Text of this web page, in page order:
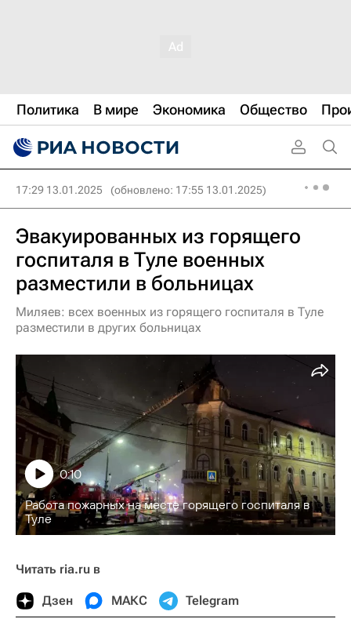
Политика В мире Экономика Общество
17:29 13.01.2025 (обновлено: 17:55 13.01.2025)
Эвакуированных из горящего
госпиталя в Туле военных
разместили в больницах
Миляев: всех военных из горящего госпиталя в Туле
разместили в других больницах
Работа пожарных на месте горящего госпиталя в
Туле
0:10
Читать ria.ru в
Дзен МАКС Telegram